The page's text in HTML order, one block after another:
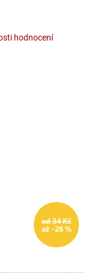
hodnocení
od 34 Kč
až –26 %